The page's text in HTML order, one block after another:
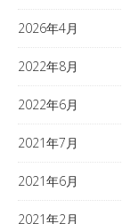
2026年4月
2022年8月
2022年6月
2021年7月
2021年6月
2021年2月